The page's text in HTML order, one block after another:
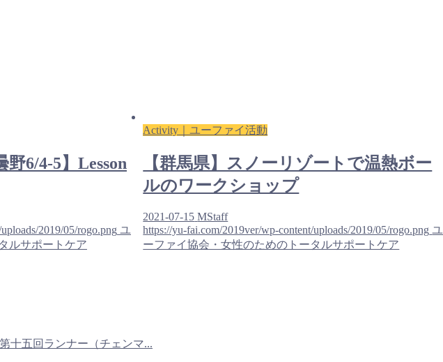
野6/4-5】Lesson
2019/05/rogo.png ユ
ルサポートケア
Activity｜ユーファイ活動
【群馬県】スノーリゾートで温熱ボー
ルのワークショップ
2021-07-15 MStaff
https://yu-fai.com/2019ver/wp-content/uploads/2019/05/rogo.png ユ
ーファイ協会・女性のためのトータルサポートケア
十五回ランナー（チェンマ...